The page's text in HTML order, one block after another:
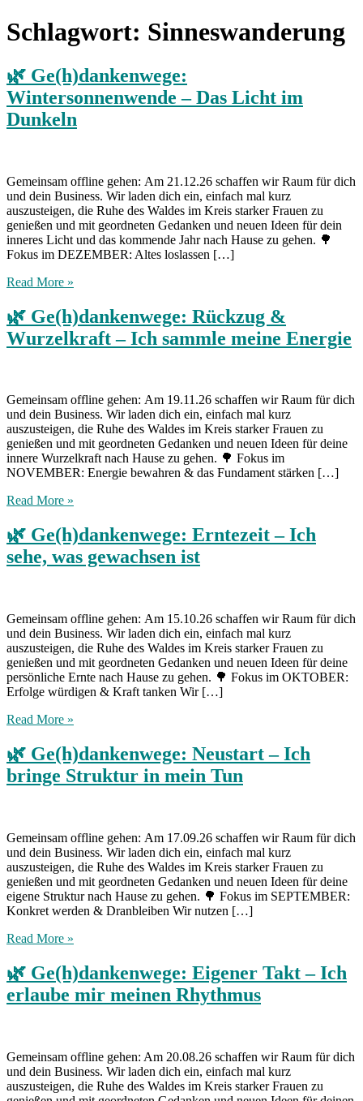
Schlagwort: Sinneswanderung
🌿 Ge(h)dankenwege:
Wintersonnenwende – Das Licht im
Dunkeln
Gemeinsam offline gehen: Am 21.12.26 schaffen wir Raum für dich
und dein Business. Wir laden dich ein, einfach mal kurz
auszusteigen, die Ruhe des Waldes im Kreis starker Frauen zu
genießen und mit geordneten Gedanken und neuen Ideen für dein
inneres Licht und das kommende Jahr nach Hause zu gehen. 🌳
Fokus im DEZEMBER: Altes loslassen […]
Read More »
🌿 Ge(h)dankenwege: Rückzug &
Wurzelkraft – Ich sammle meine Energie
Gemeinsam offline gehen: Am 19.11.26 schaffen wir Raum für dich
und dein Business. Wir laden dich ein, einfach mal kurz
auszusteigen, die Ruhe des Waldes im Kreis starker Frauen zu
genießen und mit geordneten Gedanken und neuen Ideen für deine
innere Wurzelkraft nach Hause zu gehen. 🌳 Fokus im
NOVEMBER: Energie bewahren & das Fundament stärken […]
Read More »
🌿 Ge(h)dankenwege: Erntezeit – Ich
sehe, was gewachsen ist
Gemeinsam offline gehen: Am 15.10.26 schaffen wir Raum für dich
und dein Business. Wir laden dich ein, einfach mal kurz
auszusteigen, die Ruhe des Waldes im Kreis starker Frauen zu
genießen und mit geordneten Gedanken und neuen Ideen für deine
persönliche Ernte nach Hause zu gehen. 🌳 Fokus im OKTOBER:
Erfolge würdigen & Kraft tanken Wir […]
Read More »
🌿 Ge(h)dankenwege: Neustart – Ich
bringe Struktur in mein Tun
Gemeinsam offline gehen: Am 17.09.26 schaffen wir Raum für dich
und dein Business. Wir laden dich ein, einfach mal kurz
auszusteigen, die Ruhe des Waldes im Kreis starker Frauen zu
genießen und mit geordneten Gedanken und neuen Ideen für deine
eigene Struktur nach Hause zu gehen. 🌳 Fokus im SEPTEMBER:
Konkret werden & Dranbleiben Wir nutzen […]
Read More »
🌿 Ge(h)dankenwege: Eigener Takt – Ich
erlaube mir meinen Rhythmus
Gemeinsam offline gehen: Am 20.08.26 schaffen wir Raum für dich
und dein Business. Wir laden dich ein, einfach mal kurz
auszusteigen, die Ruhe des Waldes im Kreis starker Frauen zu